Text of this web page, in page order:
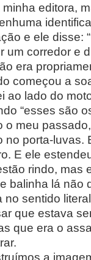
editora,
e ele disse:
um corredor e
era
começou a
ao lado do
“esses são
meu
no porta-luvas.
E ele
rindo, mas
balinha lá não
sentido
que estava
que era o
a